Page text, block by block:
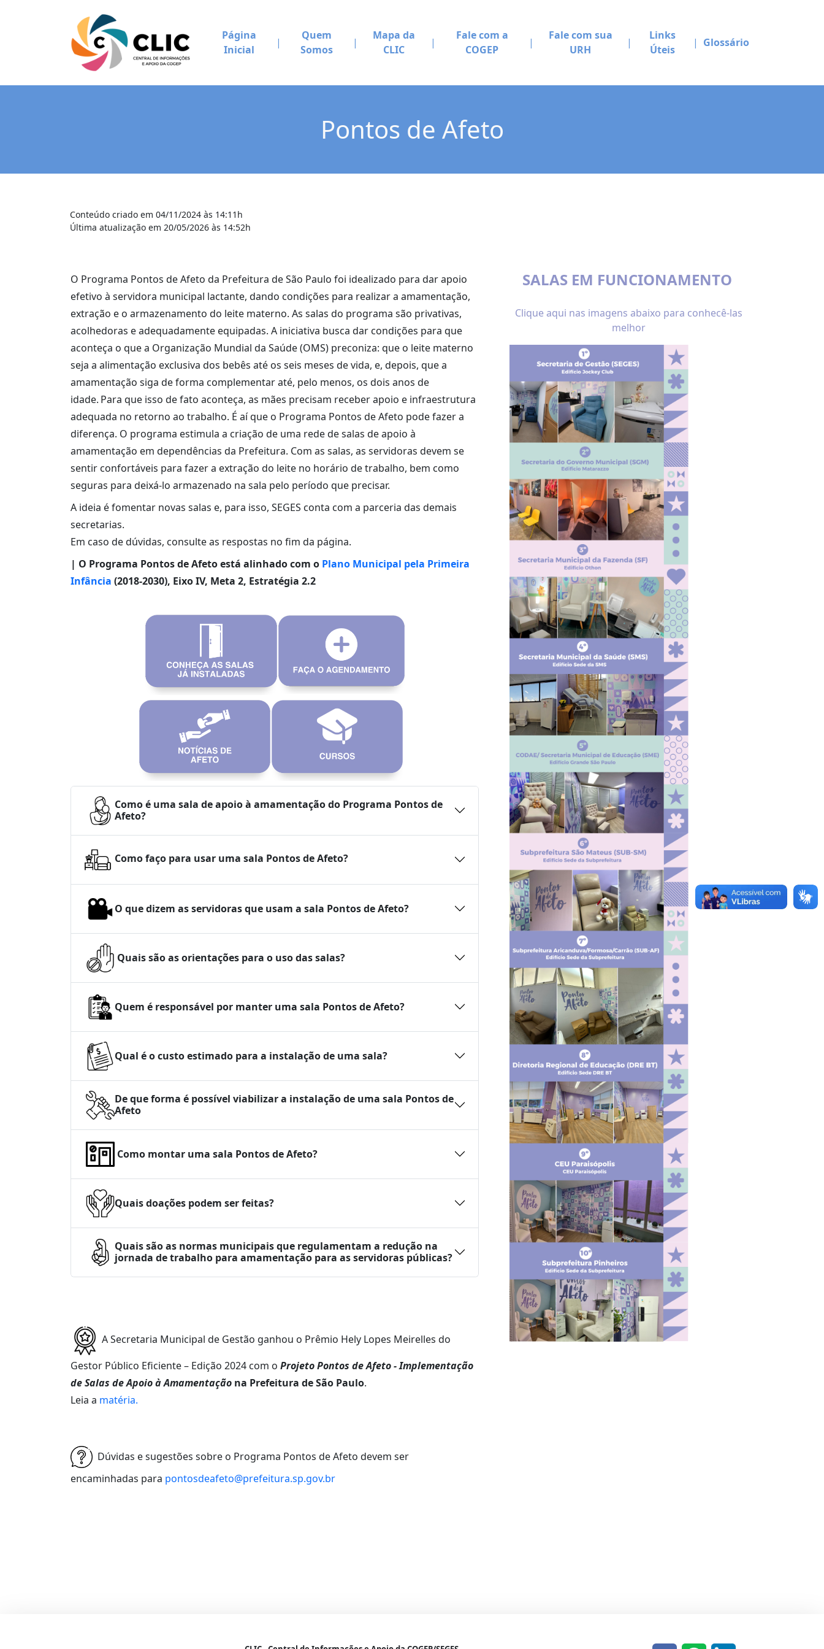
Página
Inicial
Quem
Somos
Mapa da
CLIC
Fale com a
COGEP
Fale com sua
URH
Links
Úteis
Glossário
Pontos de Afeto
Conteúdo criado em 04/11/2024 às 14:11h
Última atualização em 20/05/2026 às 14:52h
O Programa Pontos de Afeto da Prefeitura de São Paulo foi idealizado para dar apoio
efetivo à servidora municipal lactante, dando condições para realizar a amamentação,
extração e o armazenamento do leite materno. As salas do programa são privativas,
acolhedoras e adequadamente equipadas. A iniciativa busca dar condições para que
aconteça o que a Organização Mundial da Saúde (OMS) preconiza: que o leite materno
seja a alimentação exclusiva dos bebês até os seis meses de vida, e, depois, que a
amamentação siga de forma complementar até, pelo menos, os dois anos de
idade. Para que isso de fato aconteça, as mães precisam receber apoio e infraestrutura
adequada no retorno ao trabalho. É aí que o Programa Pontos de Afeto pode fazer a
diferença. O programa estimula a criação de uma rede de salas de apoio à
amamentação em dependências da Prefeitura. Com as salas, as servidoras devem se
sentir confortáveis para fazer a extração do leite no horário de trabalho, bem como
seguras para deixá-lo armazenado na sala pelo período que precisar.
A ideia é fomentar novas salas e, para isso, SEGES conta com a parceria das demais
secretarias.
Em caso de dúvidas, consulte as respostas no fim da página.
| O Programa Pontos de Afeto está alinhado com o Plano Municipal pela Primeira
Infância (2018-2030), Eixo IV, Meta 2, Estratégia 2.2
Como é uma sala de apoio à amamentação do Programa Pontos de
Afeto?
Como faço para usar uma sala Pontos de Afeto?
O que dizem as servidoras que usam a sala Pontos de Afeto?
Quais são as orientações para o uso das salas?
Quem é responsável por manter uma sala Pontos de Afeto?
Qual é o custo estimado para a instalação de uma sala?
De que forma é possível viabilizar a instalação de uma sala Pontos de
Afeto
Como montar uma sala Pontos de Afeto?
Quais doações podem ser feitas?
Quais são as normas municipais que regulamentam a redução na
jornada de trabalho para amamentação para as servidoras públicas?
A Secretaria Municipal de Gestão ganhou o Prêmio Hely Lopes Meirelles do
Gestor Público Eficiente – Edição 2024 com o Projeto Pontos de Afeto - Implementação
de Salas de Apoio à Amamentação na Prefeitura de São Paulo.
Leia a matéria.
Dúvidas e sugestões sobre o Programa Pontos de Afeto devem ser
encaminhadas para pontosdeafeto@prefeitura.sp.gov.br
SALAS EM FUNCIONAMENTO
Clique aqui nas imagens abaixo para conhecê-las
melhor